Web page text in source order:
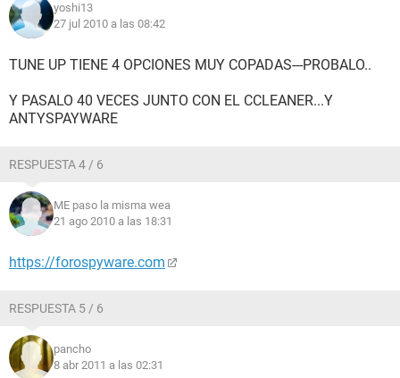
yoshi13
27 jul 2010 a las 08:42
TUNE UP TIENE 4 OPCIONES MUY COPADAS---PROBALO..
Y PASALO 40 VECES JUNTO CON EL CCLEANER...Y
ANTYSPAYWARE
RESPUESTA 4 / 6
ME paso la misma wea
21 ago 2010 a las 18:31
https://forospyware.com
RESPUESTA 5 / 6
pancho
8 abr 2011 a las 02:31